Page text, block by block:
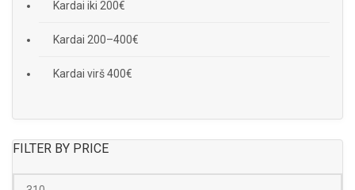
Kardai iki 200€
Kardai 200–400€
Kardai virš 400€
FILTER BY PRICE